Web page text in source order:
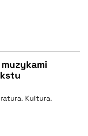
Kultura.